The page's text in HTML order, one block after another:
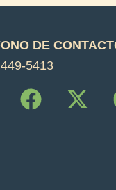
DE
5413
F
a
X
-